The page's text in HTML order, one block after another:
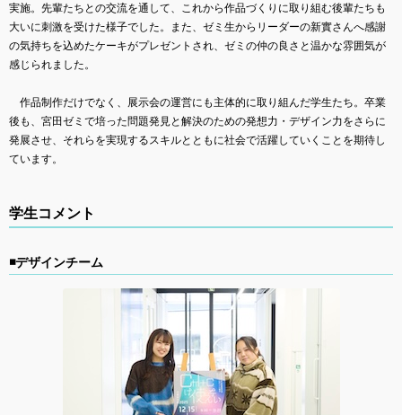
実施。先輩たちとの交流を通して、これから作品づくりに取り組む後輩たちも
大いに刺激を受けた様子でした。また、ゼミ生からリーダーの新實さんへ感謝
の気持ちを込めたケーキがプレゼントされ、ゼミの仲の良さと温かな雰囲気が
感じられました。
作品制作だけでなく、展示会の運営にも主体的に取り組んだ学生たち。卒業
後も、宮田ゼミで培った問題発見と解決のための発想力・デザイン力をさらに
発展させ、それらを実現するスキルとともに社会で活躍していくことを期待し
ています。
学生コメント
◾️デザインチーム